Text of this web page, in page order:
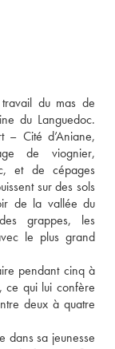
du mas de
du Languedoc.
– Cité d’Aniane,
de viognier,
et de cépages
sur des sols
de la vallée du
grappes, les
le plus grand
pendant cinq à
ce qui lui confère
deux à quatre
dans sa jeunesse